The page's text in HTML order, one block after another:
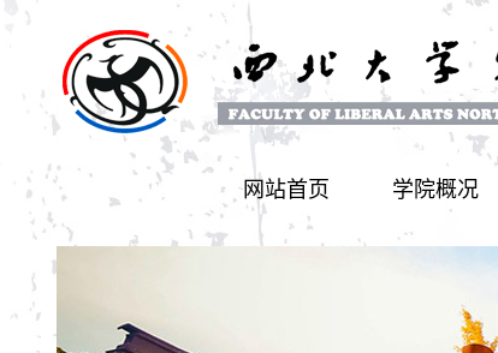
网站首页 学院概况